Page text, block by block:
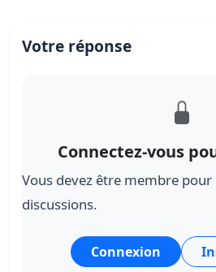
Votre réponse
Connectez-vous
Vous devez être membre
discussions.
Connexion